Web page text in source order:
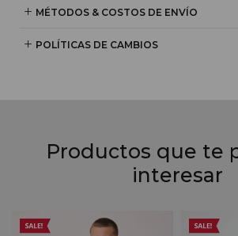
MÉTODOS & COSTOS DE ENVÍO
POLÍTICAS DE CAMBIOS
Productos que te
interesar